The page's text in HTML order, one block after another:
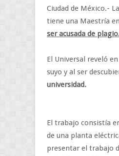
Ciudad de México.-
tiene una Maestría
ser acusada de
El Universal reveló
suyo y al ser
universidad.
El trabajo consistía
de una planta
presentar el trabajo